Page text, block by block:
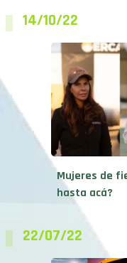
14/10/22
Mujeres de
hasta acá?
22/07/22